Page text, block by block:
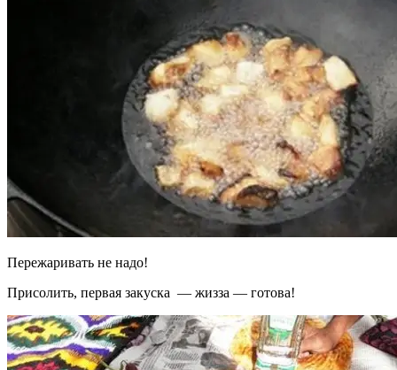
Пережаривать не надо!
Присолить, первая закуска — жизза — готова!